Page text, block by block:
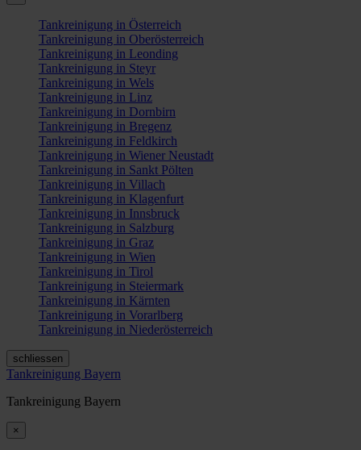
Tankreinigung in Österreich
Tankreinigung in Oberösterreich
Tankreinigung in Leonding
Tankreinigung in Steyr
Tankreinigung in Wels
Tankreinigung in Linz
Tankreinigung in Dornbirn
Tankreinigung in Bregenz
Tankreinigung in Feldkirch
Tankreinigung in Wiener Neustadt
Tankreinigung in Sankt Pölten
Tankreinigung in Villach
Tankreinigung in Klagenfurt
Tankreinigung in Innsbruck
Tankreinigung in Salzburg
Tankreinigung in Graz
Tankreinigung in Wien
Tankreinigung in Tirol
Tankreinigung in Steiermark
Tankreinigung in Kärnten
Tankreinigung in Vorarlberg
Tankreinigung in Niederösterreich
schliessen
Tankreinigung Bayern
Tankreinigung Bayern
×